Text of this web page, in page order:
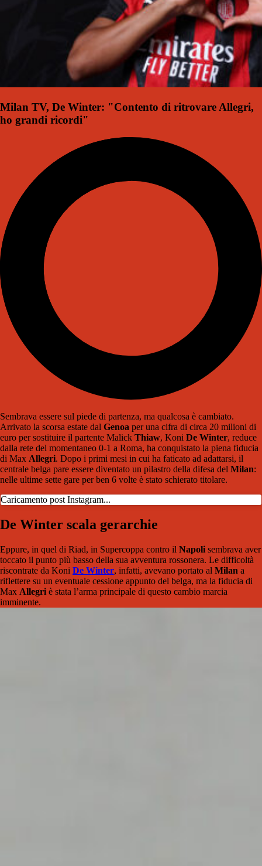
Milan TV, De Winter: "Contento di ritrovare Allegri,
ho grandi ricordi"
Sembrava essere sul piede di partenza, ma qualcosa è cambiato.
Arrivato la scorsa estate dal Genoa per una cifra di circa 20 milioni di
euro per sostituire il partente Malick Thiaw, Koni De Winter, reduce
dalla rete del momentaneo 0-1 a Roma, ha conquistato la piena fiducia
di Max Allegri. Dopo i primi mesi in cui ha faticato ad adattarsi, il
centrale belga pare essere diventato un pilastro della difesa del Milan:
nelle ultime sette gare per ben 6 volte è stato schierato titolare.
Caricamento post Instagram...
De Winter scala gerarchie
Eppure, in quel di Riad, in Supercoppa contro il Napoli sembrava aver
toccato il punto più basso della sua avventura rossonera. Le difficoltà
riscontrate da Koni De Winter, infatti, avevano portato al Milan a
riflettere su un eventuale cessione appunto del belga, ma la fiducia di
Max Allegri è stata l’arma principale di questo cambio marcia
imminente.